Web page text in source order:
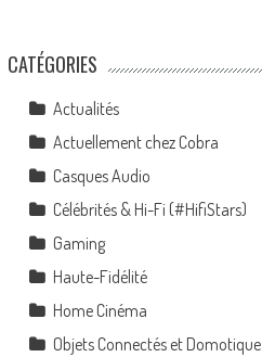
CATÉGORIES
Actualités
Actuellement chez Cobra
Casques Audio
Célébrités & Hi-Fi (#HifiStars)
Gaming
Haute-Fidélité
Home Cinéma
Objets Connectés et Domotique